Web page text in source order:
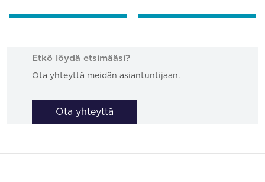
Etkö löydä etsimääsi?
Ota yhteyttä meidän asiantuntijaan.
Ota yhteyttä